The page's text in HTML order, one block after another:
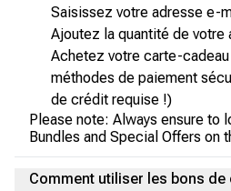
Saisissez votre adresse e-
Ajoutez la quantité de votre
Achetez votre carte-
méthodes de paiement
de crédit requise !)
Please note: Always ensure to
Bundles and Special Offers on
Comment utiliser les bons